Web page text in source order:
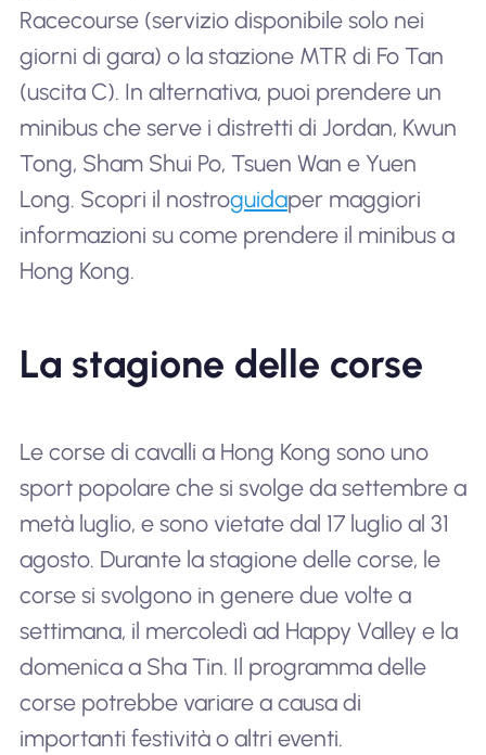
Racecourse (servizio disponibile solo nei
giorni di gara) o la stazione MTR di Fo Tan
(uscita C). In alternativa, puoi prendere un
minibus che serve i distretti di Jordan, Kwun
Tong, Sham Shui Po, Tsuen Wan e Yuen
Long. Scopri il nostroguidaper maggiori
informazioni su come prendere il minibus a
Hong Kong.
La stagione delle corse
Le corse di cavalli a Hong Kong sono uno
sport popolare che si svolge da settembre a
metà luglio, e sono vietate dal 17 luglio al 31
agosto. Durante la stagione delle corse, le
corse si svolgono in genere due volte a
settimana, il mercoledì ad Happy Valley e la
domenica a Sha Tin. Il programma delle
corse potrebbe variare a causa di
importanti festività o altri eventi.